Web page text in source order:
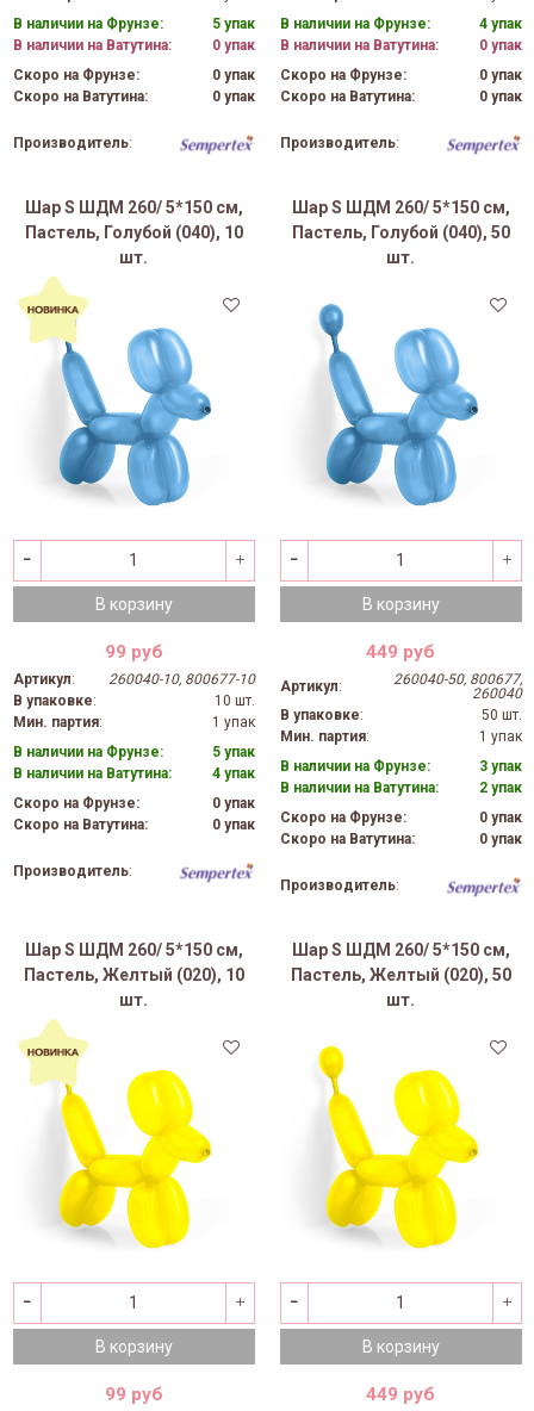
В наличии на Фрунзе:
5 упак
В наличии на Ватутина:
0 упак
Скоро на Фрунзе:
0 упак
Скоро на Ватутина:
0 упак
Производитель:
В наличии на Фрунзе:
4 упак
В наличии на Ватутина:
0 упак
Скоро на Фрунзе:
0 упак
Скоро на Ватутина:
0 упак
Производитель:
Шар S ШДМ 260/ 5*150 см,
Пастель, Голубой (040), 10
шт.
В корзину
99 руб
Артикул:
260040-10, 800677-10
В упаковке:
10 шт.
Мин. партия:
1 упак
В наличии на Фрунзе:
5 упак
В наличии на Ватутина:
4 упак
Скоро на Фрунзе:
0 упак
Скоро на Ватутина:
0 упак
Производитель:
Шар S ШДМ 260/ 5*150 см,
Пастель, Голубой (040), 50
шт.
В корзину
449 руб
Артикул:
260040-50, 800677,
260040
В упаковке:
50 шт.
Мин. партия:
1 упак
В наличии на Фрунзе:
3 упак
В наличии на Ватутина:
2 упак
Скоро на Фрунзе:
0 упак
Скоро на Ватутина:
0 упак
Производитель:
Шар S ШДМ 260/ 5*150 см,
Пастель, Желтый (020), 10
шт.
В корзину
99 руб
Шар S ШДМ 260/ 5*150 см,
Пастель, Желтый (020), 50
шт.
В корзину
449 руб